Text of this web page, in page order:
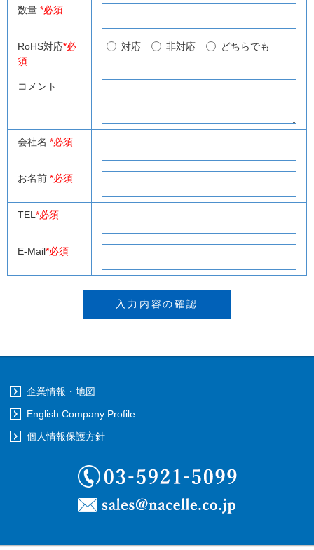
数量 *必須
RoHS対応*必
須
対応 非対応 どちらでも
コメント
会社名 *必須
お名前 *必須
TEL *必須
E-Mail*必須
企業情報・地図
English Company Profile
個人情報保護方針